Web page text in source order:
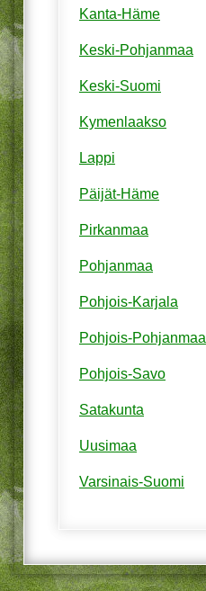
Kanta-Häme
Keski-Pohjanmaa
Keski-Suomi
Kymenlaakso
Lappi
Päijät-Häme
Pirkanmaa
Pohjanmaa
Pohjois-Karjala
Pohjois-Pohjanmaa
Pohjois-Savo
Satakunta
Uusimaa
Varsinais-Suomi